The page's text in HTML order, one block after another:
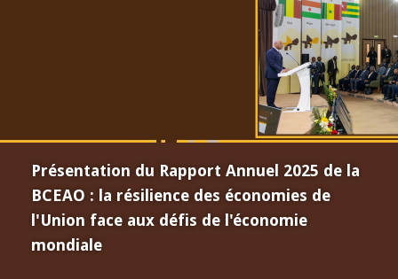
Présentation du Rapport Annuel 2025 de la
BCEAO : la résilience des économies de
l'Union face aux défis de l'économie
mondiale